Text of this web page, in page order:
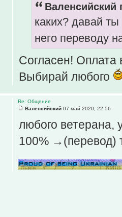
Валенсийский
каких? давай
него переводу
Согласен! Оплата
Выбирай любого
Re: Общение
Валенсийский 07 май 2020, 22:56
любого ветерана,
100% →(перевод)